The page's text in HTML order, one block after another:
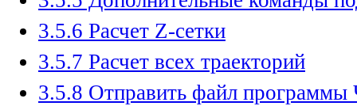
3.5.6 Расчет Z-сетки
3.5.7 Расчет всех траекторий
3.5.8 Отправить файл